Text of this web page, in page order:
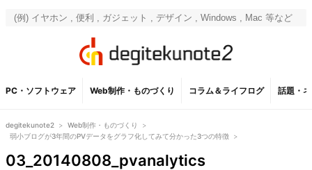
PC・ソフトウェア Web制作・ものづくり コラム＆ライフログ 話題・
degitekunote2 > Web制作・ものづくり
>
弱小ブログが3年間のPVデータをグラフ化してみて分かった3つの特徴 >
03_20140808_pvanalytics